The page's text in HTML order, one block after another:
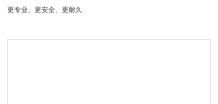
更专业、更安全、更耐久